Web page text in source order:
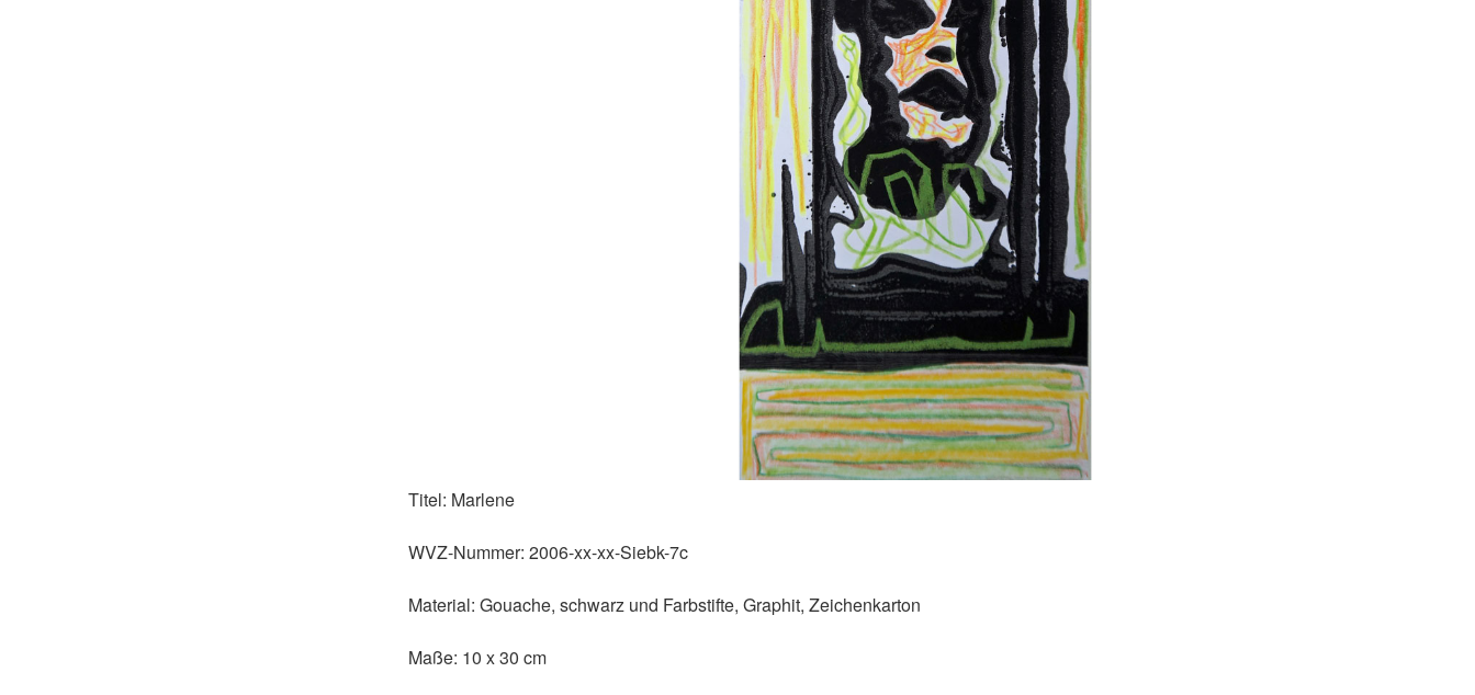
Titel: Marlene
WVZ-Nummer: 2006-xx-xx-Siebk-7c
Material: Gouache, schwarz und Farbstifte, Graphit, Zeichenkarton
Maße: 10 x 30 cm